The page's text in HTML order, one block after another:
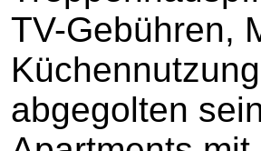
TV-Gebühren,
abgegolten